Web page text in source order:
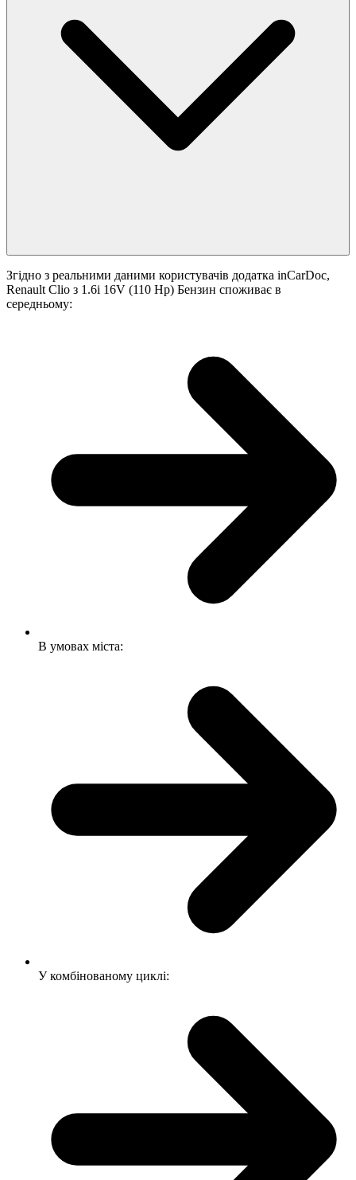
Згідно з реальними даними користувачів додатка inCarDoc,
Renault Clio з 1.6i 16V (110 Hp) Бензин споживає в
середньому:
В умовах міста:
У комбінованому циклі: